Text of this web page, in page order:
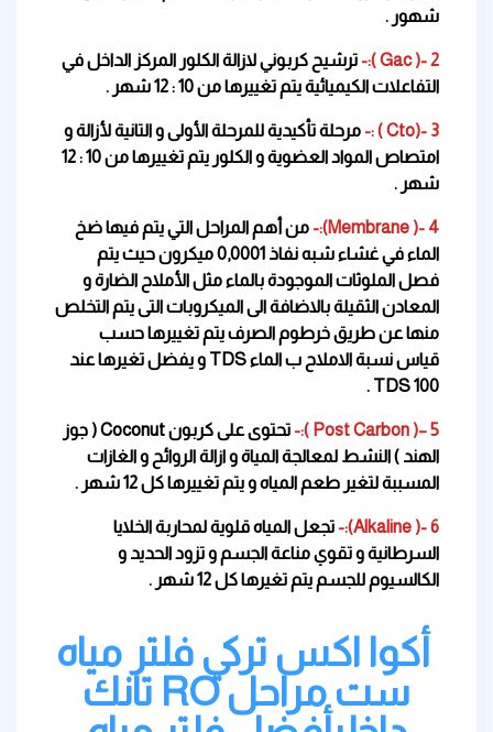
شهور .
2 -( Gac ):-
ترشيح كربوني لازالة الكلور المركز الداخل في
التفاعلات الكيميائية يتم تغييرها من 10 : 12 شهر .
3 -(Cto ) :-
مرحلة تأكيدية للمرحلة الأولى و التانية لأزالة و
امتصاص المواد العضوية و الكلور يتم تغييرها من 10 : 12
شهر .
4 -( Membrane):-
من أهم المراحل التي يتم فيها ضخ
الماء في غشاء شبه نفاذ 0,0001 ميكرون حيث يتم
فصل الملوثات الموجودة بالماء مثل الأملاح الضارة و
المعادن الثقيلة بالاضافة الى الميكروبات التى يتم التخلص
منها عن طريق خرطوم الصرف يتم تغييرها حسب
قياس نسبة الاملاح ب الماء TDS و يفضل تغيرها عند
100 TDS .
5 –
( Post Carbon ):-
تحتوى على كربون Coconut ( جوز
الهند ) النشط لمعالجة المياة و ازالة الروائح و الغازات
المسببة لتغير طعم المياه و يتم تغييرها كل 12 شهر .
6 -( Alkaline):-
تجعل المياه قلوية لمحاربة الخلايا
السرطانية و تقوي مناعة الجسم و تزود الحديد و
الكالسيوم للجسم يتم تغيرها كل 12 شهر .
أكوا اكس تركي فلتر مياه
ست مراحل RO تانك